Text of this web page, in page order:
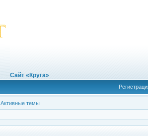
Сайт «Круга»
Активные темы